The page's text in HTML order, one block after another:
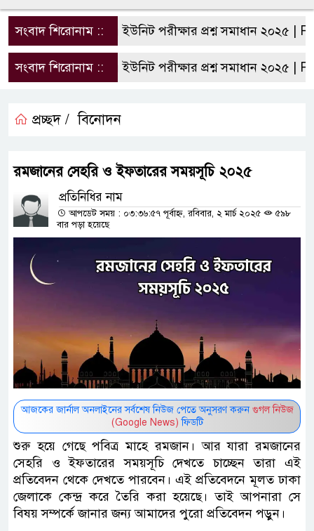
সংবাদ শিরোনাম ::
রাবি এ ইউনিট পরীক্ষার প্রশ্ন সমাধান ২০২৫ | RU
সংবাদ শিরোনাম ::
রাবি এ ইউনিট পরীক্ষার প্রশ্ন সমাধান ২০২৫ | RU
প্রচ্ছদ / বিনোদন
রমজানের সেহরি ও ইফতারের সময়সূচি ২০২৫
প্রতিনিধির নাম
আপডেট সময় : ০৩:৩৬:৫৭ পূর্বাহ্ন, রবিবার, ২ মার্চ ২০২৫
৫৯৮
বার পড়া হয়েছে
আজকের জার্নাল অনলাইনের সর্বশেষ নিউজ পেতে অনুসরণ করুন গুগল নিউজ
(Google News) ফিডটি
শুরু হয়ে গেছে পবিত্র মাহে রমজান। আর যারা রমজানের
সেহরি ও ইফতারের সময়সূচি দেখতে চাচ্ছেন তারা এই
প্রতিবেদন থেকে দেখতে পারবেন। এই প্রতিবেদনে মূলত ঢাকা
জেলাকে কেন্দ্র করে তৈরি করা হয়েছে। তাই আপনারা সে
বিষয় সম্পর্কে জানার জন্য আমাদের পুরো প্রতিবেদন পড়ুন।